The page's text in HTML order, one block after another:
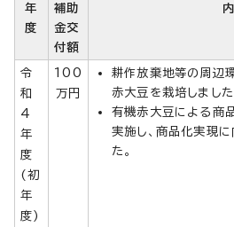
年
度
補助
金交
付額
令
和
4
年
度
(初
年
度)
100
万円
耕作放棄地等の周辺
赤大豆を栽培しました
有機赤大豆による商
実施し、商品化実現
た。